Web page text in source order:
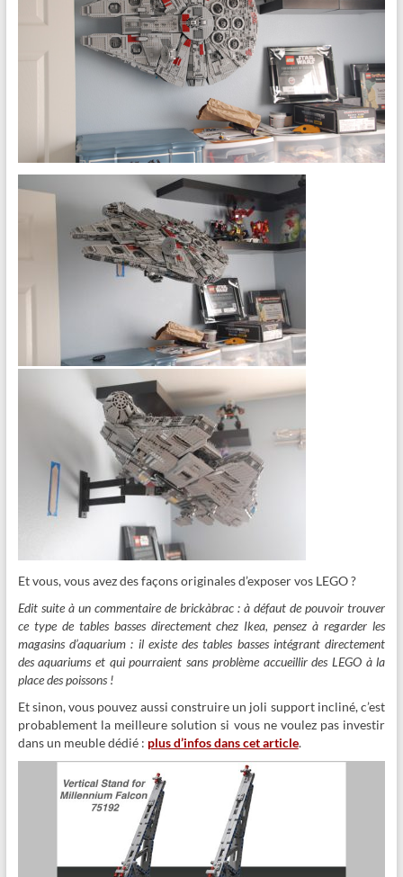
Et vous, vous avez des façons originales d’exposer vos LEGO ?
Edit suite à un commentaire de brickàbrac : à défaut de pouvoir trouver
ce type de tables basses directement chez Ikea, pensez à regarder les
magasins d’aquarium : il existe des tables basses intégrant directement
des aquariums et qui pourraient sans problème accueillir des LEGO à la
place des poissons !
Et sinon, vous pouvez aussi construire un joli support incliné, c’est
probablement la meilleure solution si vous ne voulez pas investir
dans un meuble dédié : plus d’infos dans cet article.